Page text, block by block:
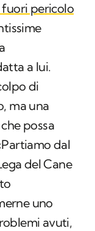
fuori pericolo
a lui.
di
ma una
possa
dal
del Cane
uno
avuti,